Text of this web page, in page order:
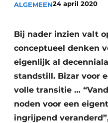
Video’s
Aanmelden
Bedrijven
Bedrijven
Contact
Beton & Staalbouw
Brandveiligheid
BIM
Evenementen
ALGEMEEN24 april 2020
Bij nader inzien valt
conceptueel denken
eigenlijk al
standstill. Bizar voor
volle transitie …
noden voor een
ingrijpend